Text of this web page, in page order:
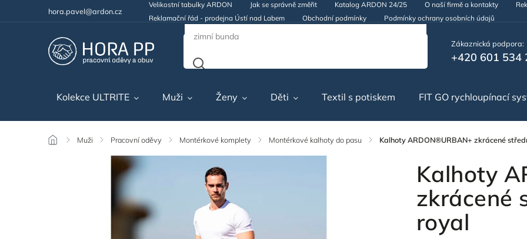
hora.pavel@ardon.cz
Velikostní tabulky ARDON Jak se správně změřit Katalog ARDON 24/25 O naší firmě a kontakty
Reklamační řád - prodejna Ústí nad Labem
Obchodní podmínky Podmínky ochrany osobních údajů
Zákaznická podpora:
+420 601 534
Kolekce ULTRITE Muži Ženy Děti Textil s potiskem FIT GO rychloupínací
/ Muži / Pracovní oděvy / Montérkové komplety / Montérkové kalhoty do pasu / Kalhoty ARDON®URBAN+ zkrácené
Kalhoty
zkrácené
royal